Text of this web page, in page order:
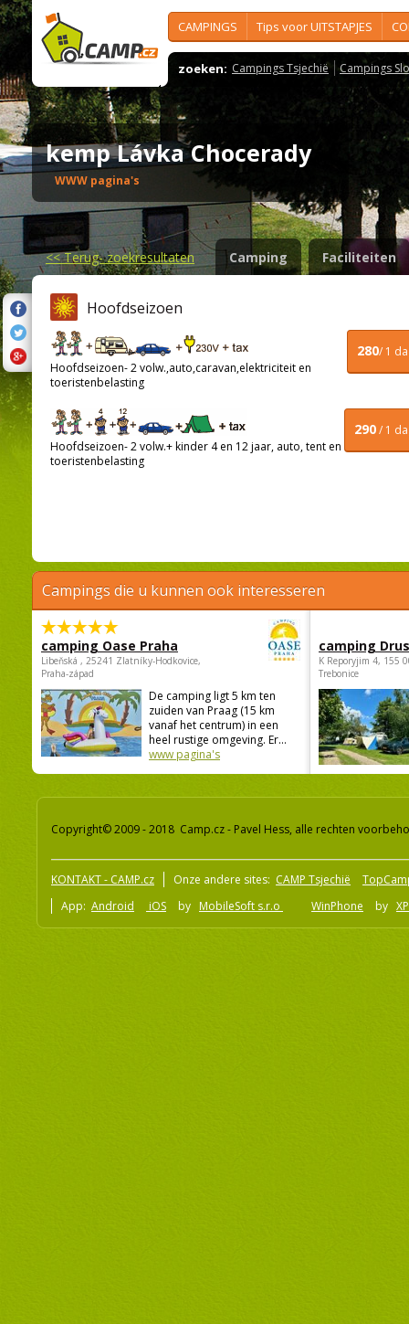
CAMPINGS Tips voor UITSTAPJES
zoeken: Campings Tsjechië Campings
kemp Lávka Chocerady
WWW pagina's
<<Terug- zoekresultaten Camping Faciliteiten
Hoofdseizoen
280/ 1
Hoofdseizoen- 2 volw.,auto,caravan,elektriciteit en
toeristenbelasting
290/ 1
Hoofdseizoen- 2 volw.+ kinder 4 en 12 jaar, auto, tent en
toeristenbelasting
Campings die u kunnen ook interesseren
camping Oase Praha
Libeňská , 25241 Zlatníky-Hodkovice,
Praha-západ
De camping ligt 5 km ten
zuiden van Praag (15 km
vanaf het centrum) in een
heel rustige omgeving. Er...
www pagina's
camping
K Reporyjim 4, 155
Trebonice
Copyright© 2009 - 2018 Camp.cz - Pavel Hess, alle rechten
KONTAKT - CAMP.cz Onze andere sites: CAMP Tsjechië
App: Android iOS by MobileSoft s.r.o WinPhone by